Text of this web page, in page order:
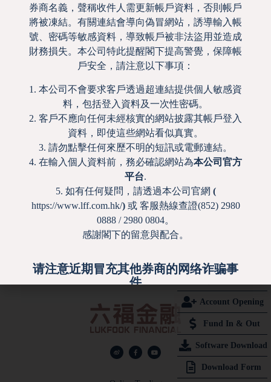
Account Opening
Fund In & Out
Software Download
Download Form
2025-08-27
2025年8月26日 – 六福金融環球市場概況
2025-08-26
10 11 12 13 14 15 16
17
20 21 22 23 24
27
28 29 30 31 32 33
34
37 38 39 40 41
44
45 46 47 48 49 50
51
53 54 55 56 57 58 59
60
65
71 72 73 74 75 76
78
79 80 81 82 83 84
85
89 90 91
97 98 99 100
券商名義，聲稱收件人需更新帳戶資料，否則帳戶
將被凍結。有關連結會導向偽冒網站，誘導輸入帳
號、密碼等敏感資料，導致帳戶被非法盜用並造成
財務損失。本公司特此提醒閣下提高警覺，保障帳
戶安全，請注意以下事項：
1. 本公司不會要求客戶透過超連結提供個人敏感資
料，包括登入資料及一次性密碼。
2. 客戶不應向任何未經核實的網站披露其帳戶登入
資料，即使這些網站看似真實。
3. 請勿點擊任何來歷不明的短訊或電郵連結。
4. 在輸入個人資料前，務必確認網站為本公司官方
平台.
5. 如有任何疑問，請透過本公司官網 (
https://www.lff.com.hk/) 或 客服熱線查證(852) 2980
0888 / 2980 0804。
感謝閣下的留意與配合。
请注意近期冒充其他券商的网络诈骗事
件
敬请留意，近期香港出现诈骗短讯，假冒其他香港
券商名义，声称收件人需更新帐户资料，否则帐户
将被冻结。有关连结会导向伪冒网站，诱导输入帐
号丶密码等敏感资料，导致帐户被非法盗用并造成
财务损失。本公司特此提醒阁下提高警觉，保障帐